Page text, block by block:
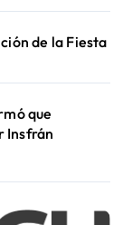
de la Fiesta
que
Insfrán